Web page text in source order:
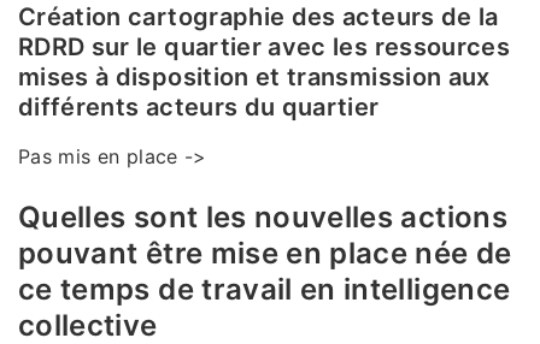
Création cartographie des acteurs de la
RDRD sur le quartier avec les ressources
mises à disposition et transmission aux
différents acteurs du quartier
Pas mis en place ->
Quelles sont les nouvelles actions
pouvant être mise en place née de
ce temps de travail en intelligence
collective